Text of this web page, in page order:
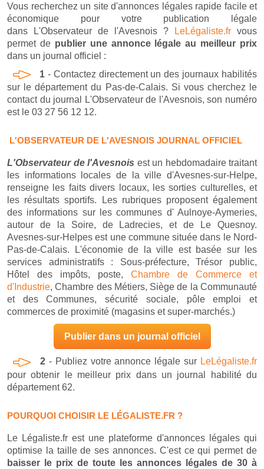
Vous recherchez un site d'annonces légales rapide facile et
économique pour votre publication légale
dans L'Observateur de l'Avesnois ?
LeLégaliste.fr vous
permet de publier une annonce légale au meilleur prix
dans un journal officiel :
1- Contactez directement un des journaux habilités
sur le département du Pas-de-Calais. Si vous cherchez le
contact du journal L'Observateur de l'Avesnois, son numéro
est le 03 27 56 12 12.
L'OBSERVATEUR DE L'AVESNOIS JOURNAL OFFICIEL
L'Observateur de l'Avesnois est un hebdomadaire traitant
les informations locales de la ville d'Avesnes-sur-Helpe,
renseigne les faits divers locaux, les sorties culturelles, et
les résultats sportifs. Les rubriques proposent également
des informations sur les communes d' Aulnoye-Aymeries,
autour de la Soire, de Ladrecies, et de Le Quesnoy.
Avesnes-sur-Helpes est une commune située dans le Nord-
Pas-de-Calais. L'économie de la ville est basée sur les
services administratifs : Sous-préfecture, Trésor public,
Hôtel des impôts, poste, Chambre de Commerce et
d'Industrie, Chambre des Métiers, Siège de la Communauté
et des Communes, sécurité sociale, pôle emploi et
commerces de proximité (magasins et super-marchés.)
Publier dans un journal officiel
2- Publiez votre annonce légale sur LeLégaliste.fr
pour obtenir le meilleur prix dans un journal habilité du
département 62.
POURQUOI CHOISIR LE LÉGALISTE.FR ?
Le Légaliste.fr est une plateforme d'annonces légales qui
optimise la taille de ses annonces. C'est ce qui permet de
baisser le prix de toute les annonces légales de 30 à